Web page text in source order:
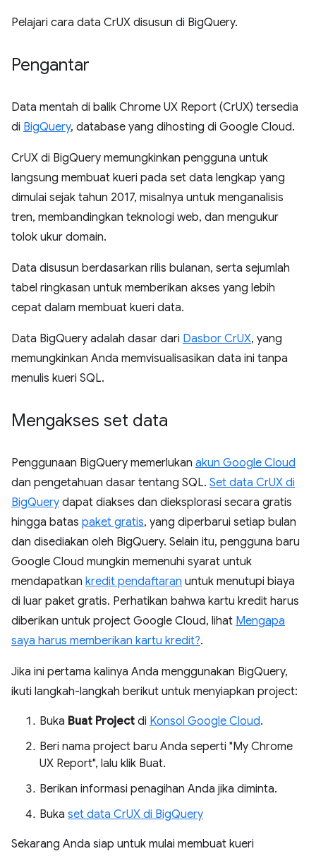
Pelajari cara data CrUX disusun di BigQuery.
Pengantar
Data mentah di balik Chrome UX Report (CrUX) tersedia
di BigQuery, database yang dihosting di Google Cloud.
CrUX di BigQuery memungkinkan pengguna untuk
langsung membuat kueri pada set data lengkap yang
dimulai sejak tahun 2017, misalnya untuk menganalisis
tren, membandingkan teknologi web, dan mengukur
tolok ukur domain.
Data disusun berdasarkan rilis bulanan, serta sejumlah
tabel ringkasan untuk memberikan akses yang lebih
cepat dalam membuat kueri data.
Data BigQuery adalah dasar dari Dasbor CrUX, yang
memungkinkan Anda memvisualisasikan data ini tanpa
menulis kueri SQL.
Mengakses set data
Penggunaan BigQuery memerlukan akun Google Cloud
dan pengetahuan dasar tentang SQL. Set data CrUX di
BigQuery dapat diakses dan dieksplorasi secara gratis
hingga batas paket gratis, yang diperbarui setiap bulan
dan disediakan oleh BigQuery. Selain itu, pengguna baru
Google Cloud mungkin memenuhi syarat untuk
mendapatkan kredit pendaftaran untuk menutupi biaya
di luar paket gratis. Perhatikan bahwa kartu kredit harus
diberikan untuk project Google Cloud, lihat Mengapa
saya harus memberikan kartu kredit?.
Jika ini pertama kalinya Anda menggunakan BigQuery,
ikuti langkah-langkah berikut untuk menyiapkan project:
Buka Buat Project di Konsol Google Cloud.
Beri nama project baru Anda seperti "My Chrome
UX Report", lalu klik Buat.
Berikan informasi penagihan Anda jika diminta.
Buka set data CrUX di BigQuery
Sekarang Anda siap untuk mulai membuat kueri